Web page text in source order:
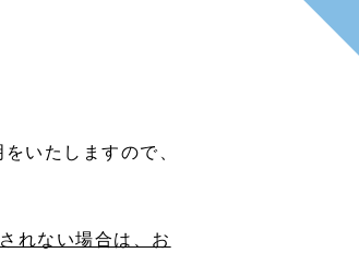
いたしますので、
れない場合は、お